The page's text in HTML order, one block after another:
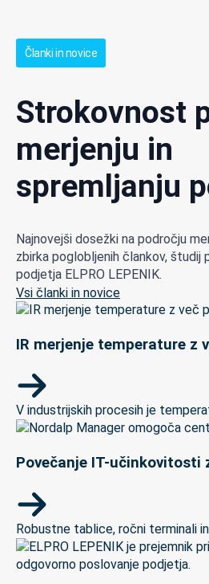
Članki in novice
Strokovnost
merjenju in
spremljanju
Najnovejši dosežki na področju
zbirka poglobljenih člankov, študij
podjetja ELPRO LEPENIK.
Vsi članki in novice
IR merjenje temperature z
V industrijskih procesih je
Povečanje IT-učinkovitosti
Robustne tablice, ročni terminali